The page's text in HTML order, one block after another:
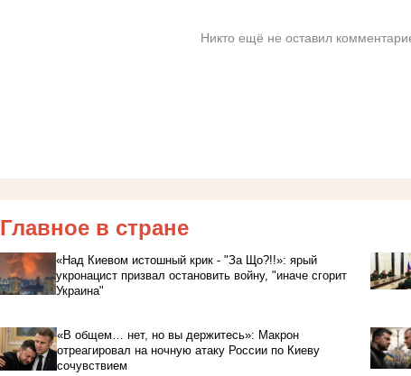
Никто ещё не оставил
Главное в стране
«Над Киевом истошный крик - "За Що?!!»: ярый
укронацист призвал остановить войну, "иначе сгорит
Украина"
«В общем… нет, но вы держитесь»: Макрон
отреагировал на ночную атаку России по Киеву
сочувствием